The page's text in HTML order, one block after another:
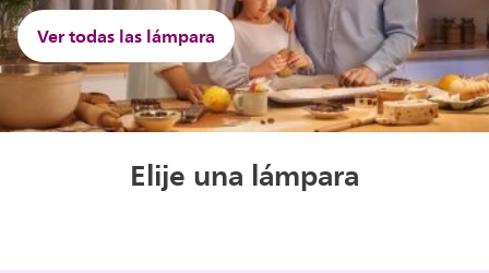
Ver todas las lámpara
Elije una lámpara